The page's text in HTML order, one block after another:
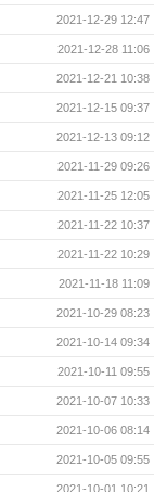
2021-12-29 12:47
2021-12-28 11:06
2021-12-21 10:38
2021-12-15 09:37
2021-12-13 09:12
2021-11-29 09:26
2021-11-25 12:05
2021-11-22 10:37
2021-11-22 10:29
2021-11-18 11:09
2021-10-29 08:23
2021-10-14 09:34
2021-10-11 09:55
2021-10-07 10:33
2021-10-06 08:14
2021-10-05 09:55
2021-10-01 10:21